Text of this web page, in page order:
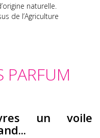
naturelle.
de l’Agriculture
PARFUM
un voile